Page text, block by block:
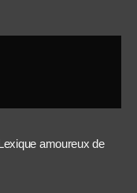
amoureux de